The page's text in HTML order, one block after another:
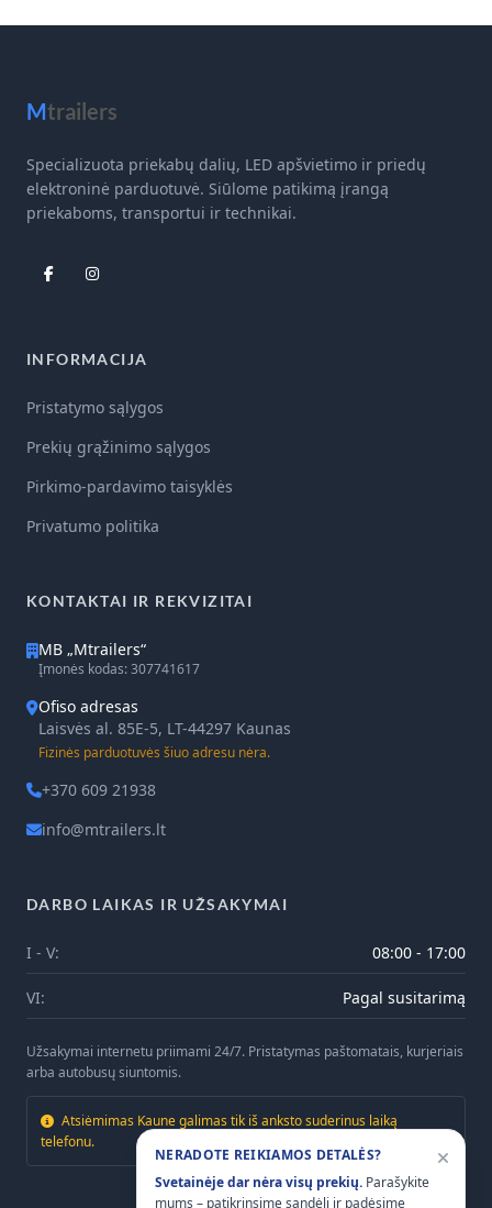
Mtrailers
Specializuota priekabų dalių, LED apšvietimo ir priedų
elektroninė parduotuvė. Siūlome patikimą įrangą
priekaboms, transportui ir technikai.
INFORMACIJA
Pristatymo sąlygos
Prekių grąžinimo sąlygos
Pirkimo-pardavimo taisyklės
Privatumo politika
KONTAKTAI IR REKVIZITAI
MB „Mtrailers“
Įmonės kodas: 307741617
Ofiso adresas
Laisvės al. 85E-5, LT-44297 Kaunas
Fizinės parduotuvės šiuo adresu nėra.
+370 609 21938
info@mtrailers.lt
DARBO LAIKAS IR UŽSAKYMAI
I - V: 08:00 - 17:00
VI: Pagal susitarimą
Užsakymai internetu priimami 24/7. Pristatymas paštomatais, kurjeriais
arba autobusų siuntomis.
Atsiėmimas Kaune galimas tik iš anksto suderinus laiką
telefonu.
NERADOTE REIKIAMOS DETALĖS?
Svetainėje dar nėra visų prekių. Parašykite
mums – patikrinsime sandėlį ir padėsime